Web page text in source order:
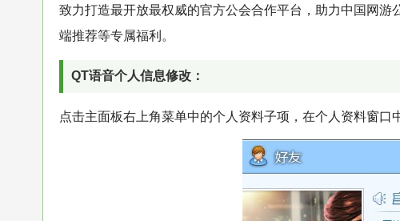
致力打造最开放最权威的官方公会合作平台，助力中国网
端推荐等专属福利。
QT语音个人信息修改：
点击主面板右上角菜单中的个人资料子项，在个人资料窗口